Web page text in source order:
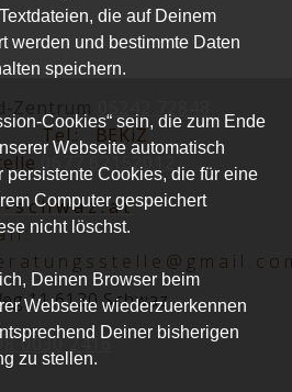
die auf Deinem
werden und bestimmte Daten
speichern.
Cookies“ sein, die zum Ende
Webseite automatisch
persistente Cookies, die für eine
Computer gespeichert
nicht löschst.
Deinen Browser beim
Webseite wiederzuerkennen
Deiner bisherigen
zu stellen.
BEKiZ
0677 62152012
schwaz.at
11 6130 Schwaz
0030 2416